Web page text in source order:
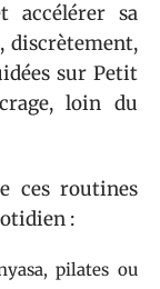
accélérer sa
discrètement,
sur Petit
loin du
ces routines
:
pilates ou